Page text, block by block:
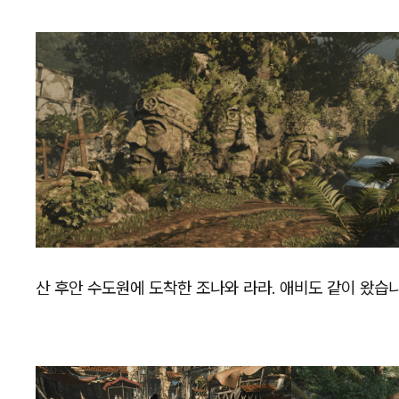
산 후안 수도원에 도착한 조나와 라라. 애비도 같이 왔습